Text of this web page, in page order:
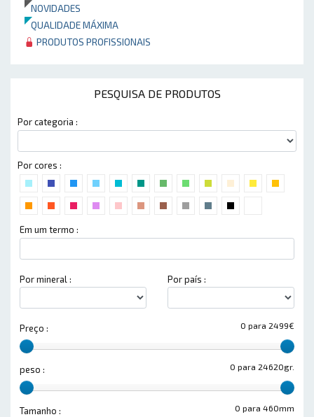
NOVIDADES
QUALIDADE MÁXIMA
PRODUTOS PROFISSIONAIS
PESQUISA DE PRODUTOS
Por categoria :
Por cores :
Em um termo :
Por mineral : Por país :
0 para 2499€
Preço :
0 para 24620gr.
peso :
0 para 460mm
Tamanho :